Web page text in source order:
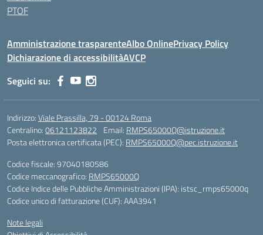
PTOF
Amministrazione trasparenteAlbo OnlinePrivacy Policy
Dichiarazione di accessibilitàAVCP
Seguici su:
Indirizzo:Viale Prassilla, 79 - 00124 Roma
Centralino:06121123822 Email: RMPS65000Q@istruzione.it
Posta elettronica certificata (PEC): RMPS65000Q@pec.istruzione.it
Codice fiscale: 97040180586
Codice meccanografico: RMPS65000Q
Codice Indice delle Pubbliche Amministrazioni (IPA): istsc_rmps65000q
Codice unico di fatturazione (CUF): AAA3941
Note legali